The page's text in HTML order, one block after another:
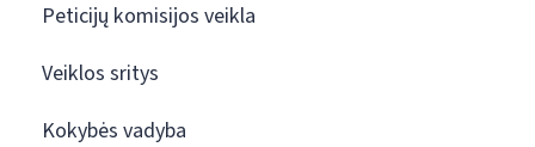
Peticijų komisijos veikla
Veiklos sritys
Kokybės vadyba